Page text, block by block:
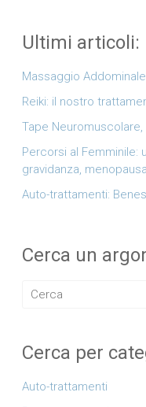
Ultimi articoli:
Massaggio
Reiki: il nostro
Tape
Percorsi al Femminile:
gravidanza, menopausa
Auto-trattamenti:
Cerca un
Cerca per
Auto-trattamenti